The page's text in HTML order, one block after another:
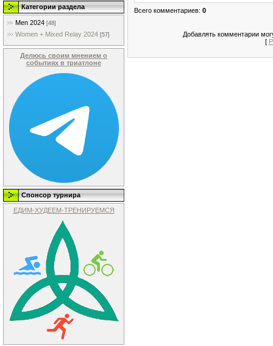
Категории раздела
Men 2024 [48]
Women + Mixed Relay 2024 [57]
Делюсь своим мнением о
событиях в триатлоне
Спонсор турнира
ЕДИМ-ХУДЕЕМ-ТРЕНИРУЕМСЯ
Всего комментариев: 0
Добавлять комментарии
[